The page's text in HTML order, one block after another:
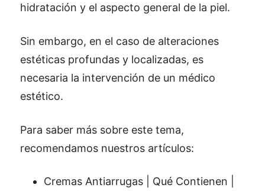
hidratación y el aspecto general de la piel.
Sin embargo, en el caso de alteraciones
estéticas profundas y localizadas, es
necesaria la intervención de un médico
estético.
Para saber más sobre este tema,
recomendamos nuestros artículos:
Cremas Antiarrugas | Qué Contienen |